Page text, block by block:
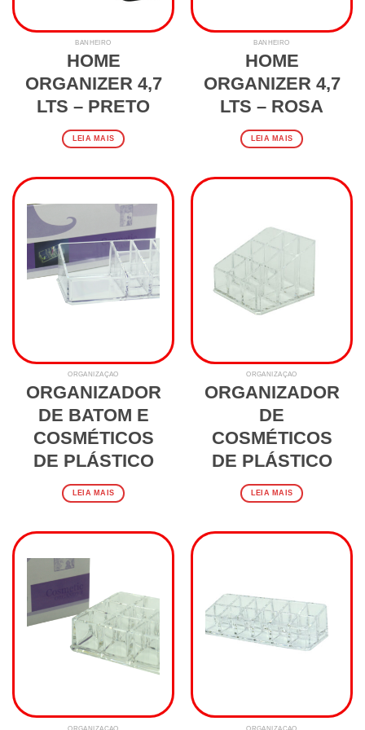
BANHEIRO
HOME
ORGANIZER 4,7
LTS – PRETO
LEIA MAIS
BANHEIRO
HOME
ORGANIZER 4,7
LTS – ROSA
LEIA MAIS
ORGANIZAÇÃO
ORGANIZADOR
DE BATOM E
COSMÉTICOS
DE PLÁSTICO
LEIA MAIS
ORGANIZAÇÃO
ORGANIZADOR
DE
COSMÉTICOS
DE PLÁSTICO
LEIA MAIS